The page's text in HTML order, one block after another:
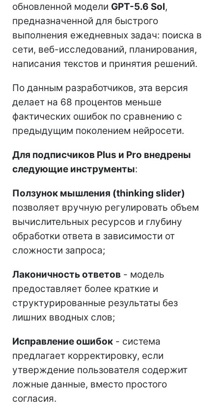
обновленной модели GPT-5.6 Sol,
предназначенной для быстрого
выполнения ежедневных задач: поиска в
сети, веб-исследований, планирования,
написания текстов и принятия решений.
По данным разработчиков, эта версия
делает на 68 процентов меньше
фактических ошибок по сравнению с
предыдущим поколением нейросети.
Для подписчиков Plus и Pro внедрены
следующие инструменты:
Ползунок мышления (thinking slider)
позволяет вручную регулировать объем
вычислительных ресурсов и глубину
обработки ответа в зависимости от
сложности запроса;
Лаконичность ответов - модель
предоставляет более краткие и
структурированные результаты без
лишних вводных слов;
Исправление ошибок - система
предлагает корректировку, если
утверждение пользователя содержит
ложные данные, вместо простого
согласия.